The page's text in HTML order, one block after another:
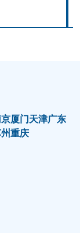
厦门天津广东
重庆